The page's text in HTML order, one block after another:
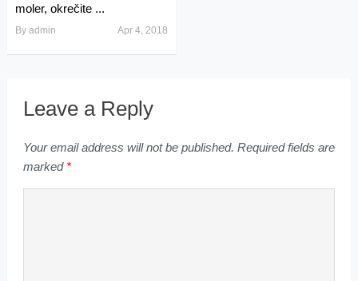
moler, okrečite ...
By admin Apr 4, 2018
Leave a Reply
Your email address will not be published. Required fields are
marked *